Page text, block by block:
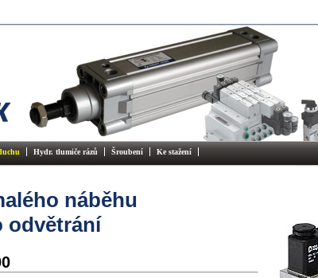
Hydr. tlumiče rázů Šroubení Ke stažení
náběhu
odvětrání